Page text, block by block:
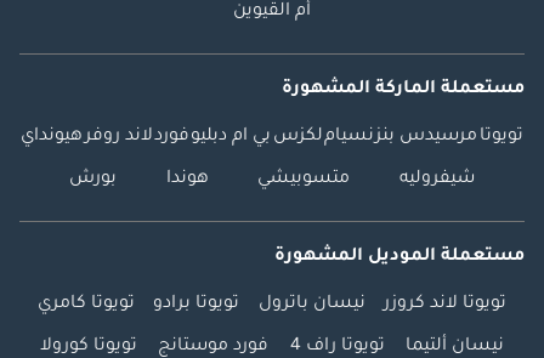
أم القيوين
مستعملة الماركة المشهورة
تويوتا مرسيدس بنزنسياملكزس بي ام دبليوفوردلاند روفرهيونداي
شيفروليه متسوبيشي هوندا بورش
مستعملة الموديل المشهورة
تويوتا لاند كروزر نيسان باترول تويوتا برادو تويوتا كامري
نيسان ألتيما تويوتا راف 4 فورد موستانج تويوتا كورولا